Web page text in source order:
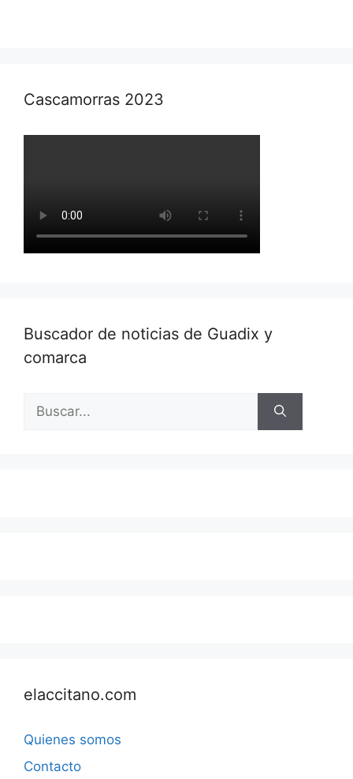
Cascamorras 2023
Buscador de noticias de Guadix y
comarca
Buscar:
elaccitano.com
Quienes somos
Contacto